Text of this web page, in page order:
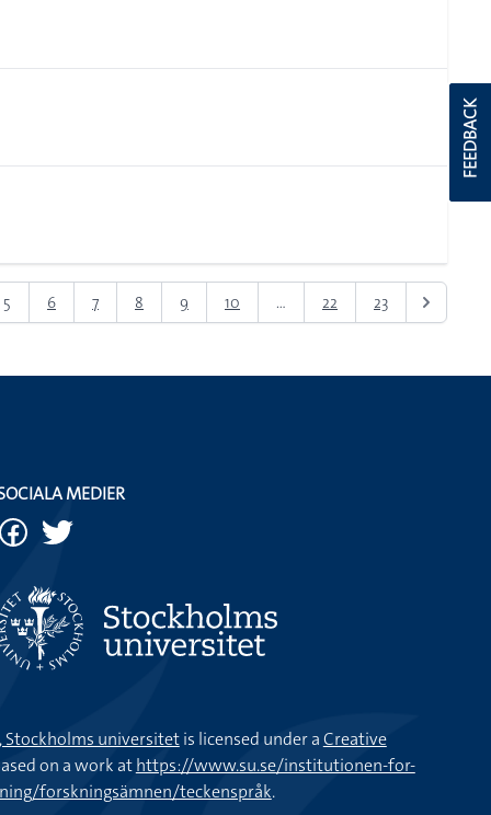
5 6 7 8 9 10 ... 22 23
FEEDBACK
MEDIER
universitetis licensed under aCreative
on a work athttps://www.su.se/institutionen-for-
forskningsämnen/teckenspråk.